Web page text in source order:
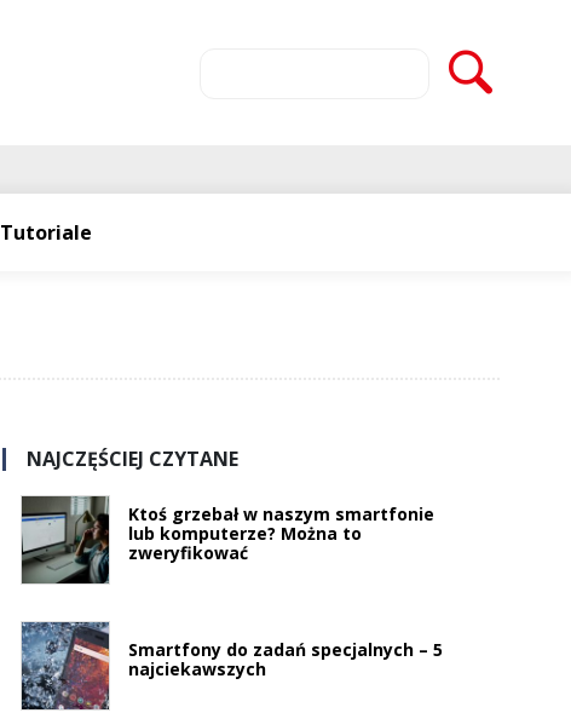
Tutoriale
NAJCZĘŚCIEJ CZYTANE
Ktoś grzebał w naszym smartfonie
lub komputerze? Można to
zweryfikować
Smartfony do zadań specjalnych – 5
najciekawszych